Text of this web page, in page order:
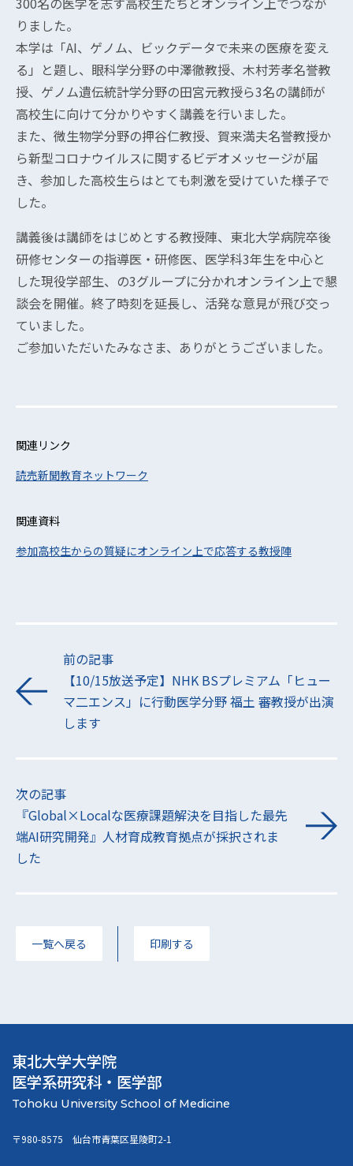
りました。
本学は「AI、ゲノム、ビックデータで未来の医療を変え
る」と題し、眼科学分野の中澤徹教授、木村芳孝名誉教
授、ゲノム遺伝統計学分野の田宮元教授ら3名の講師が
高校生に向けて分かりやすく講義を行いました。
また、微生物学分野の押谷仁教授、賀来満夫名誉教授か
ら新型コロナウイルスに関するビデオメッセージが届
き、参加した高校生らはとても刺激を受けていた様子で
した。
講義後は講師をはじめとする教授陣、東北大学病院卒後
研修センターの指導医・研修医、医学科3年生を中心と
した現役学部生、の3グループに分かれオンライン上で懇
談会を開催。終了時刻を延長し、活発な意見が飛び交っ
ていました。
ご参加いただいたみなさま、ありがとうございました。
関連リンク
読売新聞教育ネットワーク
関連資料
参加高校生からの質疑にオンライン上で応答する教授陣
前の記事
【10/15放送予定】NHK BSプレミアム「ヒュー
マ二エンス」に行動医学分野 福土 審教授が出演
します
次の記事
『Global×Localな医療課題解決を目指した最先
端AI研究開発』人材育成教育拠点が採択されま
した
一覧へ戻る 印刷する
東北大学大学院
医学系研究科・医学部
〒980-8575 仙台市青葉区星陵町2-1